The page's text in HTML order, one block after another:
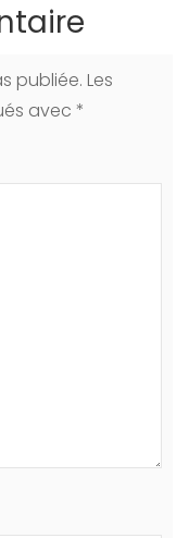
publiée. Les
avec *